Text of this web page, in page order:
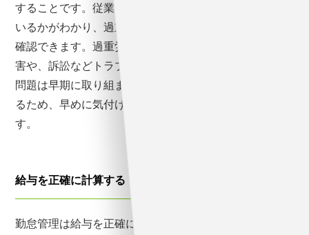
することです。従業員が何時間働き、残業を何時間して
いるかがわかり、過重労働になっている人がいないかを
確認できます。過重労働の早期対応は、従業員の健康被
害や、訴訟などトラブル回避にも効果的です。これらの
問題は早期に取り組まないと大きな問題になることもあ
るため、早めに気付ける管理体制を作る必要がありま
す。
給与を正確に計算する
勤怠管理は給与を正確に計算するためにも欠かせませ